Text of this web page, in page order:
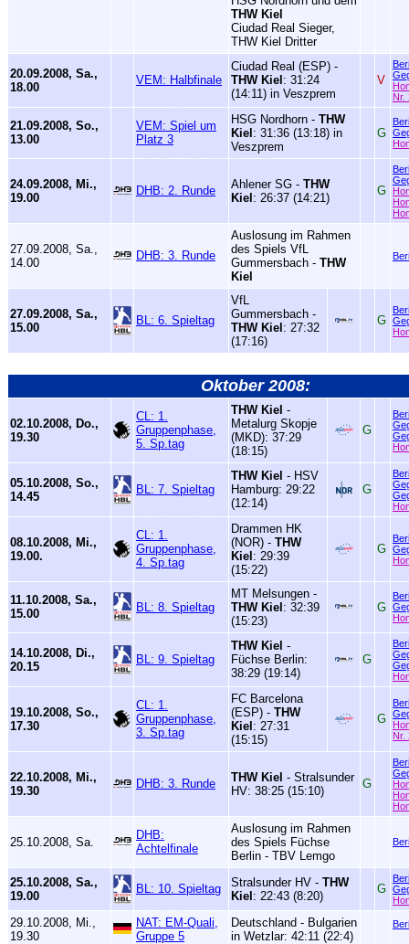
THW Kiel
Ciudad Real Sieger,
THW Kiel Dritter
20.09.2008, Sa.,
18.00
VEM: Halbfinale
Ciudad Real (ESP) -
THW Kiel : 31:24
(14:11) in Veszprem
V
Nr.
21.09.2008, So.,
13.00
VEM: Spiel um
Platz 3
HSG Nordhorn - THW
Kiel : 31:36 (13:18) in
Veszprem
G
24.09.2008, Mi.,
19.00
DHB: 2. Runde Ahlener SG - THW
Kiel : 26:37 (14:21)
G
27.09.2008, Sa.,
14.00
DHB: 3. Runde
Auslosung im Rahmen
des Spiels VfL
Gummersbach - THW
Kiel
27.09.2008, Sa.,
15.00
BL: 6. Spieltag
VfL
Gummersbach -
THW Kiel : 27:32
(17:16)
G
Oktober 2008:
02.10.2008, Do.,
19.30
CL: 1.
Gruppenphase,
5. Sp.tag
THW Kiel -
Metalurg Skopje
(MKD): 37:29
(18:15)
G
05.10.2008, So.,
14.45
BL: 7. Spieltag
THW Kiel - HSV
Hamburg: 29:22
(12:14)
G
08.10.2008, Mi.,
19.00.
CL: 1.
Gruppenphase,
4. Sp.tag
Drammen HK
(NOR) - THW
Kiel : 29:39
(15:22)
G
11.10.2008, Sa.,
15.00
BL: 8. Spieltag
MT Melsungen -
THW Kiel : 32:39
(15:23)
G
14.10.2008, Di.,
20.15
BL: 9. Spieltag
THW Kiel -
Füchse Berlin:
38:29 (19:14)
G
19.10.2008, So.,
17.30
CL: 1.
Gruppenphase,
3. Sp.tag
FC Barcelona
(ESP) - THW
Kiel : 27:31
(15:15)
G
Nr.
22.10.2008, Mi.,
19.30
DHB: 3. Runde THW Kiel - Stralsunder
HV: 38:25 (15:10)
G
25.10.2008, Sa.
DHB:
Achtelfinale
Auslosung im Rahmen
des Spiels Füchse
Berlin - TBV Lemgo
25.10.2008, Sa.,
19.00
BL: 10. Spieltag Stralsunder HV - THW
Kiel : 22:43 (8:20)
G
29.10.2008, Mi.,
19.30
NAT: EM-Quali,
Gruppe 5
Deutschland - Bulgarien
in Wetzlar: 42:11 (22:4)